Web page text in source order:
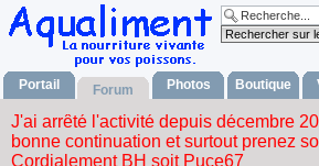
Portail Forum Photos Boutique